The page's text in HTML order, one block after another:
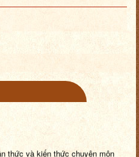
thức và kiến thức chuyên môn